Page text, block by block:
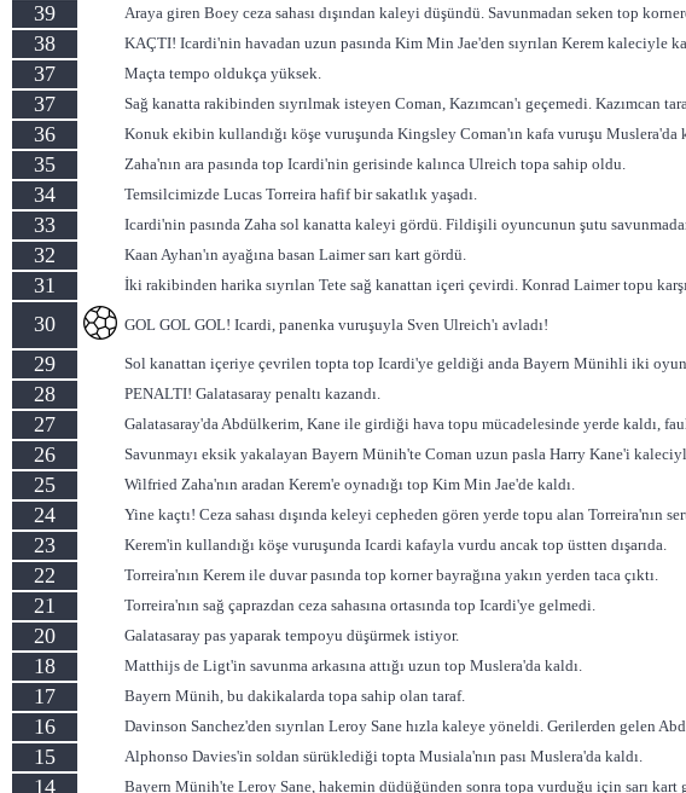
39 Araya giren Boey ceza sahası dışından kaleyi düşündü. Savunmadan seken top
38 KAÇTI! Icardi'nin havadan uzun pasında Kim Min Jae'den sıyrılan Kerem kaleciyle
37 Maçta tempo oldukça yüksek.
37 Sağ kanatta rakibinden sıyrılmak isteyen Coman, Kazımcan'ı geçemedi. Kazımcan
36 Konuk ekibin kullandığı köşe vuruşunda Kingsley Coman'ın kafa vuruşu Muslera'da
35 Zaha'nın ara pasında top Icardi'nin gerisinde kalınca Ulreich topa sahip oldu.
34 Temsilcimizde Lucas Torreira hafif bir sakatlık yaşadı.
33 Icardi'nin pasında Zaha sol kanatta kaleyi gördü. Fildişili oyuncunun şutu
32 Kaan Ayhan'ın ayağına basan Laimer sarı kart gördü.
31 İki rakibinden harika sıyrılan Tete sağ kanattan içeri çevirdi. Konrad Laimer topu
30 GOL GOL GOL! Icardi, panenka vuruşuyla Sven Ulreich'ı avladı!
29 Sol kanattan içeriye çevrilen topta top Icardi'ye geldiği anda Bayern Münihli iki
28 PENALTI! Galatasaray penaltı kazandı.
27 Galatasaray'da Abdülkerim, Kane ile girdiği hava topu mücadelesinde yerde kaldı,
26 Savunmayı eksik yakalayan Bayern Münih'te Coman uzun pasla Harry Kane'i
25 Wilfried Zaha'nın aradan Kerem'e oynadığı top Kim Min Jae'de kaldı.
24 Yine kaçtı! Ceza sahası dışında keleyi cepheden gören yerde topu alan Torreira'nın
23 Kerem'in kullandığı köşe vuruşunda Icardi kafayla vurdu ancak top üstten dışarıda.
22 Torreira'nın Kerem ile duvar pasında top korner bayrağına yakın yerden taca çıktı.
21 Torreira'nın sağ çaprazdan ceza sahasına ortasında top Icardi'ye gelmedi.
20 Galatasaray pas yaparak tempoyu düşürmek istiyor.
18 Matthijs de Ligt'in savunma arkasına attığı uzun top Muslera'da kaldı.
17 Bayern Münih, bu dakikalarda topa sahip olan taraf.
16 Davinson Sanchez'den sıyrılan Leroy Sane hızla kaleye yöneldi. Gerilerden gelen
15 Alphonso Davies'in soldan sürüklediği topta Musiala'nın pası Muslera'da kaldı.
14 Bayern Münih'te Leroy Sane, hakemin düdüğünden sonra topa vurduğu için sarı kart